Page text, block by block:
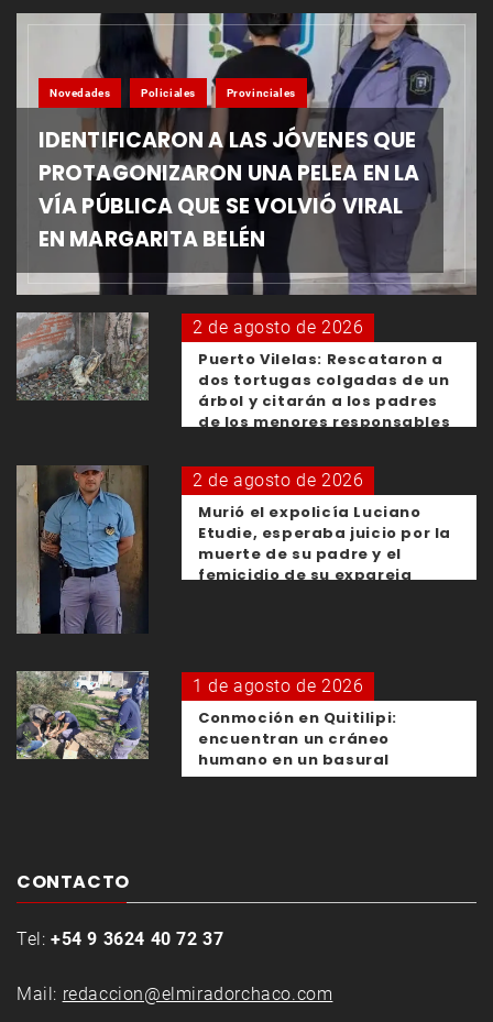
Novedades Policiales Provinciales
IDENTIFICARON A LAS JÓVENES QUE
PROTAGONIZARON UNA PELEA EN LA
VÍA PÚBLICA QUE SE VOLVIÓ VIRAL
EN MARGARITA BELÉN
2 de agosto de 2026
Puerto Vilelas: Rescataron a
dos tortugas colgadas de un
árbol y citarán a los padres
de los menores responsables
2 de agosto de 2026
Murió el expolicía Luciano
Etudie, esperaba juicio por la
muerte de su padre y el
femicidio de su expareja
1 de agosto de 2026
Conmoción en Quitilipi:
encuentran un cráneo
humano en un basural
CONTACTO
Tel: +54 9 3624 40 72 37
Mail: redaccion@elmiradorchaco.com